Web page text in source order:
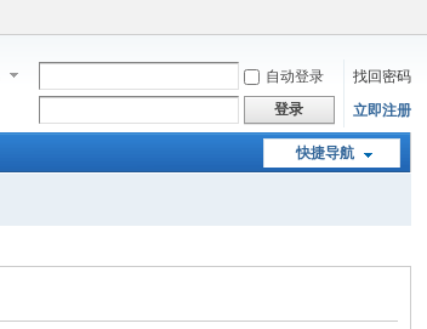
自动登录
找回密码
登录 立即注册
快捷导航